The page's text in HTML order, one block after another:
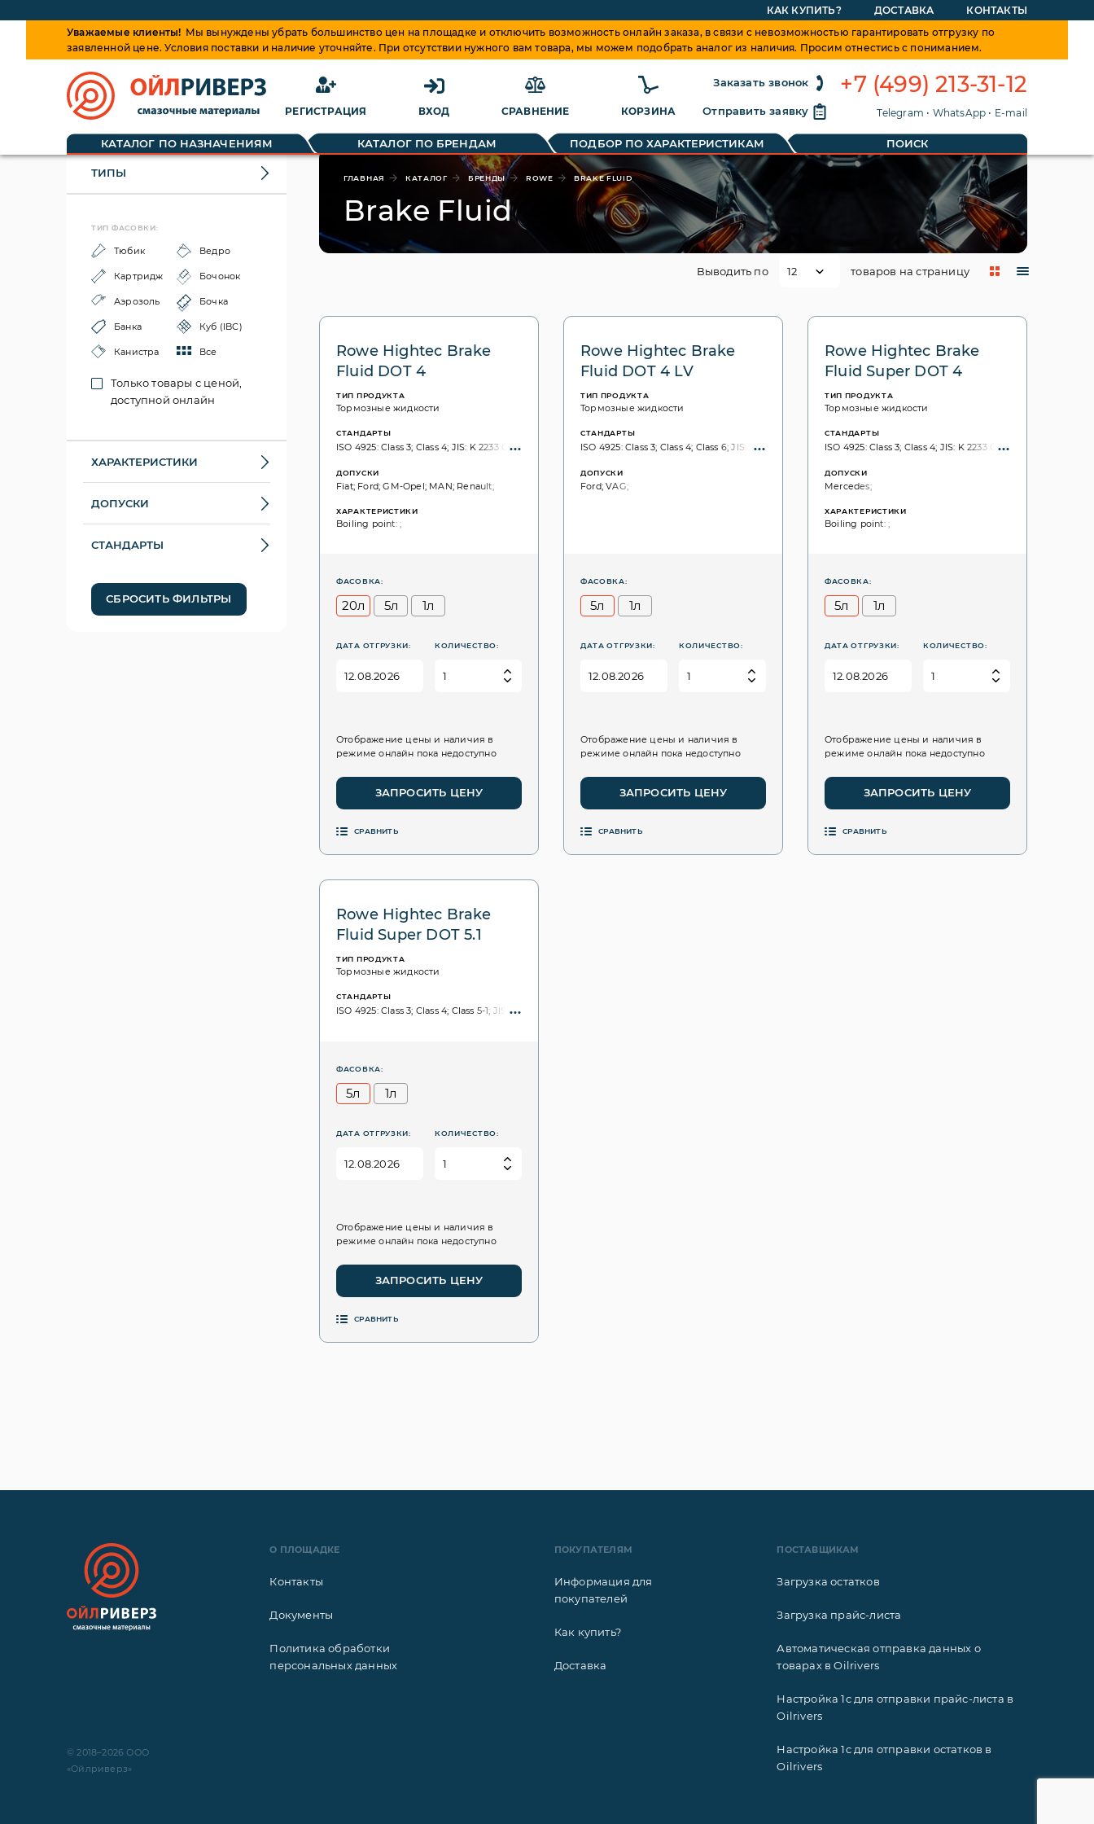
КАК КУПИТЬ? ДОСТАВКА
КОНТАКТЫ
Уважаемые клиенты! Мы вынуждены убрать большинство цен на площадке и отключить возможность онлайн заказа, в связи с невозможностью гарантировать отгрузку по
заявленной цене. Условия поставки и наличие уточняйте. При отсутствии нужного вам товара, мы можем подобрать аналог из наличия. Просим отнестись с пониманием.
РЕГИСТРАЦИЯ ВХОД СРАВНЕНИЕ КОРЗИНА
Заказать звонок
Отправить заявку
+7 (499) 213-31-12
Telegram • WhatsApp • E-mail
ПОИСК
ПОДБОР ПО ХАРАКТЕРИСТИКАМ
КАТАЛОГ ПО БРЕНДАМ
КАТАЛОГ ПО НАЗНАЧЕНИЯМ
ТИПЫ
ТИП ФАСОВКИ:
Тюбик Ведро
Картридж Бочонок
Аэрозоль Бочка
Банка Куб (IBC)
Канистра Все
Только товары с ценой,
доступной онлайн
ХАРАКТЕРИСТИКИ
ДОПУСКИ
СТАНДАРТЫ
СБРОСИТЬ ФИЛЬТРЫ
ГЛАВНАЯ КАТАЛОГ БРЕНДЫ ROWE BRAKE FLUID
Brake Fluid
Выводить по товаров на страницу
Rowe Hightec Brake
Fluid DOT 4
ТИП ПРОДУКТА
Тормозные жидкости
СТАНДАРТЫ
ISO 4925: Class 3; Class 4; JIS: K 2233 Class 4; K 2233 Class 3; SAE: J1703; J1704;
ДОПУСКИ
Fiat; Ford; GM-Opel; MAN; Renault;
ХАРАКТЕРИСТИКИ
Boiling point: ;
ФАСОВКА:
20л 5л 1л
ДАТА ОТГРУЗКИ: КОЛИЧЕСТВО:
Отображение цены и наличия в
режиме онлайн пока недоступно
ЗАПРОСИТЬ ЦЕНУ
СРАВНИТЬ
Rowe Hightec Brake
Fluid DOT 4 LV
ТИП ПРОДУКТА
Тормозные жидкости
СТАНДАРТЫ
ISO 4925: Class 3; Class 4; Class 6; JIS: K 2233 Class 3; K 2233 Class 4; K 2233 Class 6; SAE: J1703; J1704;
ДОПУСКИ
Ford; VAG;
ФАСОВКА:
5л 1л
ДАТА ОТГРУЗКИ: КОЛИЧЕСТВО:
Отображение цены и наличия в
режиме онлайн пока недоступно
ЗАПРОСИТЬ ЦЕНУ
СРАВНИТЬ
Rowe Hightec Brake
Fluid Super DOT 4
ТИП ПРОДУКТА
Тормозные жидкости
СТАНДАРТЫ
ISO 4925: Class 3; Class 4; JIS: K 2233 Class 3; K 2233 Class 4;
ДОПУСКИ
Mercedes;
ХАРАКТЕРИСТИКИ
Boiling point: ;
ФАСОВКА:
5л 1л
ДАТА ОТГРУЗКИ: КОЛИЧЕСТВО:
Отображение цены и наличия в
режиме онлайн пока недоступно
ЗАПРОСИТЬ ЦЕНУ
СРАВНИТЬ
Rowe Hightec Brake
Fluid Super DOT 5.1
ТИП ПРОДУКТА
Тормозные жидкости
СТАНДАРТЫ
ISO 4925: Class 3; Class 4; Class 5-1; JIS: K 2233 Class 3; K 2233 Class 4; K 2233 Class 5; SAE: J1703; J1704;
ФАСОВКА:
5л 1л
ДАТА ОТГРУЗКИ: КОЛИЧЕСТВО:
Отображение цены и наличия в
режиме онлайн пока недоступно
ЗАПРОСИТЬ ЦЕНУ
СРАВНИТЬ
© 2018–2026 ООО
«Ойлриверз»
О ПЛОЩАДКЕ
Контакты
Документы
Политика обработки
персональных данных
ПОКУПАТЕЛЯМ
Информация для
покупателей
Как купить?
Доставка
ПОСТАВЩИКАМ
Загрузка остатков
Загрузка прайс-листа
Автоматическая отправка данных о
товарах в Oilrivers
Настройка 1с для отправки прайс-листа в
Oilrivers
Настройка 1с для отправки остатков в
Oilrivers